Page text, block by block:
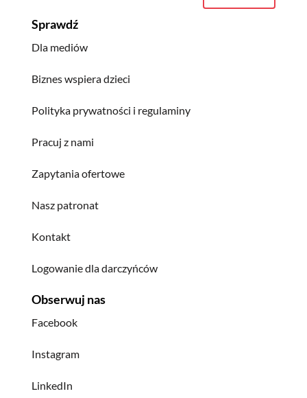
Sprawdź
Dla mediów
Biznes wspiera dzieci
Polityka prywatności i regulaminy
Pracuj z nami
Zapytania ofertowe
Nasz patronat
Kontakt
Logowanie dla darczyńców
Obserwuj nas
Facebook
Instagram
LinkedIn